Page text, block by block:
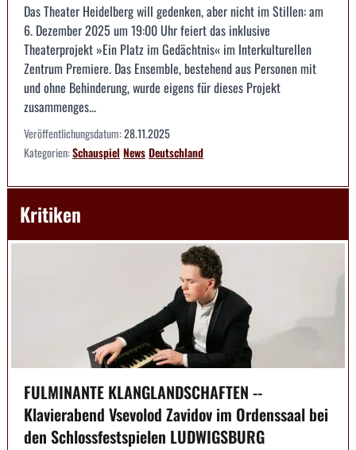
Das Theater Heidelberg will gedenken, aber nicht im Stillen: am
6. Dezember 2025 um 19:00 Uhr feiert das inklusive
Theaterprojekt »Ein Platz im Gedächtnis« im Interkulturellen
Zentrum Premiere. Das Ensemble, bestehend aus Personen mit
und ohne Behinderung, wurde eigens für dieses Projekt
zusammenges...
Veröffentlichungsdatum:28.11.2025
Kategorien:Schauspiel NewsDeutschland
Kritiken
FULMINANTE KLANGLANDSCHAFTEN --
Klavierabend Vsevolod Zavidov im Ordenssaal bei
den Schlossfestspielen LUDWIGSBURG